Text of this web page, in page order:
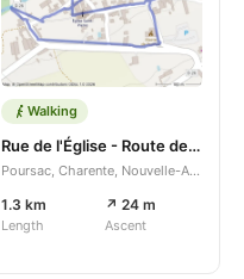
Walking
Rue de l'Église - Route de la Montée
Poursac, Charente, Nouvelle-Aquitaine, FR
1.3 km
Length
↗ 24 m
Ascent